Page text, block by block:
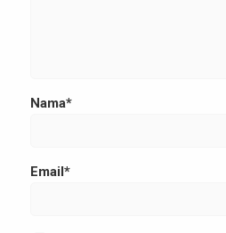
Nama*
Email*